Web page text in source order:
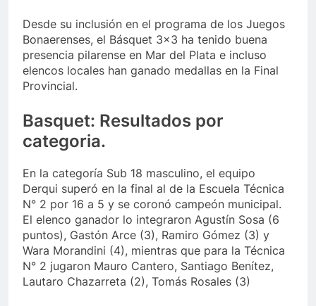
Desde su inclusión en el programa de los Juegos
Bonaerenses, el Básquet 3×3 ha tenido buena
presencia pilarense en Mar del Plata e incluso
elencos locales han ganado medallas en la Final
Provincial.
Basquet: Resultados por
categoria.
En la categoría Sub 18 masculino, el equipo
Derqui superó en la final al de la Escuela Técnica
N° 2 por 16 a 5 y se coronó campeón municipal.
El elenco ganador lo integraron Agustín Sosa (6
puntos), Gastón Arce (3), Ramiro Gómez (3) y
Wara Morandini (4), mientras que para la Técnica
N° 2 jugaron Mauro Cantero, Santiago Benítez,
Lautaro Chazarreta (2), Tomás Rosales (3)